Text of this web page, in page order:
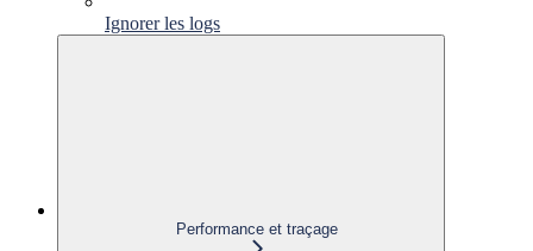
Ignorer les logs
Performance et traçage